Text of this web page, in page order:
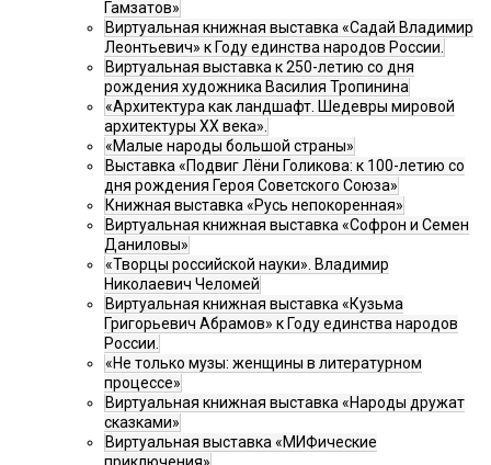
Гамзатов»
Виртуальная книжная выставка «Садай Владимир
Леонтьевич» к Году единства народов России.
Виртуальная выставка к 250-летию со дня
рождения художника Василия Тропинина
«Архитектура как ландшафт. Шедевры мировой
архитектуры XX века».
«Малые народы большой страны»
Выставка «Подвиг Лёни Голикова: к 100-летию со
дня рождения Героя Советского Союза»
Книжная выставка «Русь непокоренная»
Виртуальная книжная выставка «Софрон и Семен
Даниловы»
«Творцы российской науки». Владимир
Николаевич Челомей
Виртуальная книжная выставка «Кузьма
Григорьевич Абрамов» к Году единства народов
России.
«Не только музы: женщины в литературном
процессе»
Виртуальная книжная выставка «Народы дружат
сказками»
Виртуальная выставка «МИФические